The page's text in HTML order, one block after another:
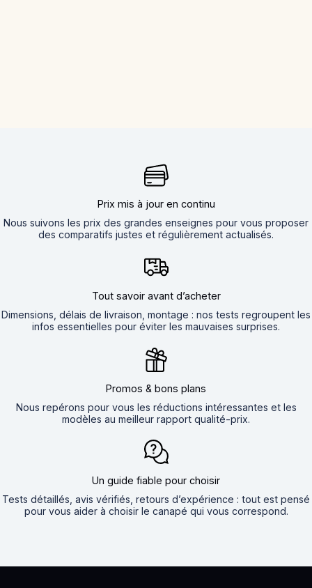
Prix mis à jour en continu
Nous suivons les prix des grandes enseignes pour vous proposer
des comparatifs justes et régulièrement actualisés.
Tout savoir avant d’acheter
Dimensions, délais de livraison, montage : nos tests regroupent les
infos essentielles pour éviter les mauvaises surprises.
Promos & bons plans
Nous repérons pour vous les réductions intéressantes et les
modèles au meilleur rapport qualité-prix.
Un guide fiable pour choisir
Tests détaillés, avis vérifiés, retours d’expérience : tout est pensé
pour vous aider à choisir le canapé qui vous correspond.